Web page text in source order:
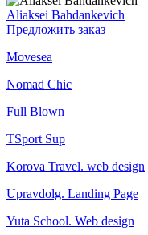
Aliaksei Bahdankevich
Предложить заказ
Movesea
Nomad Chic
Full Blown
TSport Sup
Korova Travel. web design
Upravdolg. Landing Page
Yuta School. Web design